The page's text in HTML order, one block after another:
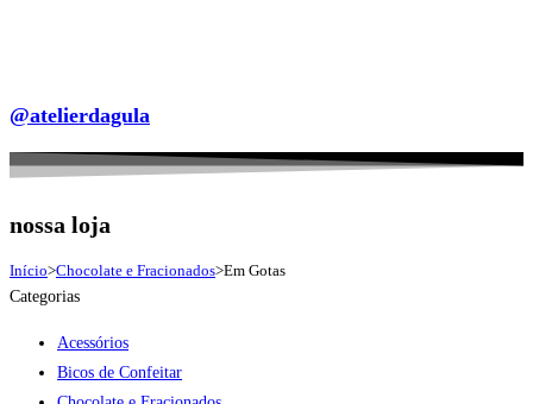
@atelierdagula
nossa loja
Início>Chocolate e Fracionados>Em Gotas
Categorias
Acessórios
Bicos de Confeitar